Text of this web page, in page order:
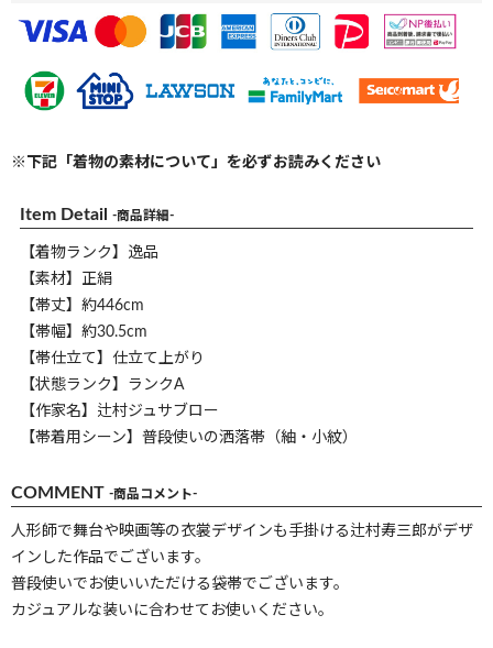
※下記「着物の素材について」を必ずお読みください
Item Detail -商品詳細-
【着物ランク】逸品
【素材】正絹
【帯丈】約446cm
【帯幅】約30.5cm
【帯仕立て】仕立て上がり
【状態ランク】ランクA
【作家名】辻村ジュサブロー
【帯着用シーン】普段使いの洒落帯（紬・小紋）
COMMENT -商品コメント-
人形師で舞台や映画等の衣裳デザインも手掛ける辻村寿三郎がデザ
インした作品でございます。
普段使いでお使いいただける袋帯でございます。
カジュアルな装いに合わせてお使いください。